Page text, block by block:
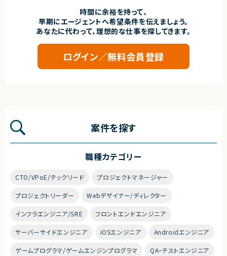
時間に余裕を持って、
早期にエージェントへ希望条件を伝えましょう。
あなたに代わって、理想的な仕事を探してきます。
ログイン／無料会員登録
案件を探す
職種カテゴリー
CTO/VPoE/テックリード プロジェクトマネージャー
プロジェクトリーダー Webデザイナー/ディレクター
インフラエンジニア/SRE フロントエンドエンジニア
サーバーサイドエンジニア iOSエンジニア Androidエンジニア
ゲームプログラマ/ゲームエンジンプログラマ QA・テストエンジニア